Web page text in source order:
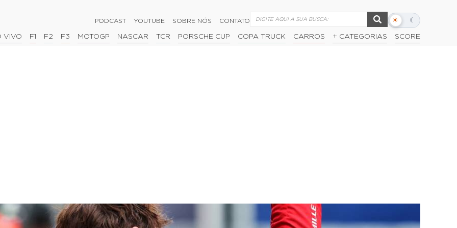
PODCAST YOUTUBE SOBRE NÓS CONTATO ☀ ☾
Alternar
escuro
VIVO F1 F2 F3 MOTOGP NASCAR TCR PORSCHE CUP COPA TRUCK CARROS + CATEGORIAS SCORE